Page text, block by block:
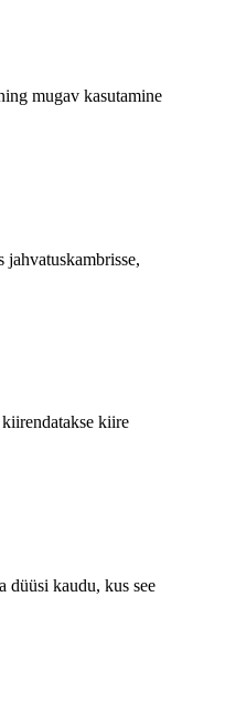
mugav kasutamine
kiire
düüsi kaudu, kus see